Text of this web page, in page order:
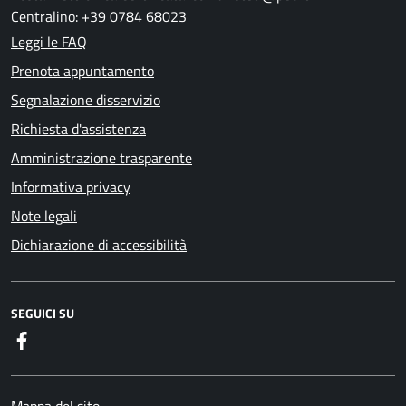
Centralino: +39 0784 68023
Leggi le FAQ
Prenota appuntamento
Segnalazione disservizio
Richiesta d'assistenza
Amministrazione trasparente
Informativa privacy
Note legali
Dichiarazione di accessibilità
SEGUICI SU